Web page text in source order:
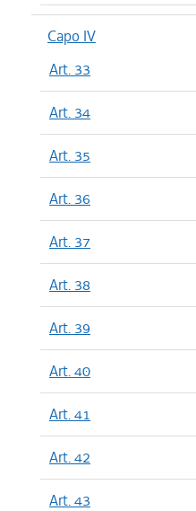
Capo IV
Art. 33
Art. 34
Art. 35
Art. 36
Art. 37
Art. 38
Art. 39
Art. 40
Art. 41
Art. 42
Art. 43